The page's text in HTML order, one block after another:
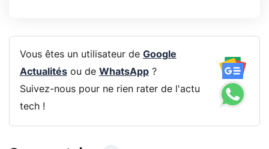
Vous êtes un utilisateur de Google
Actualitésou de WhatsApp?
Suivez-nous pour ne rien rater de l'actu
tech !